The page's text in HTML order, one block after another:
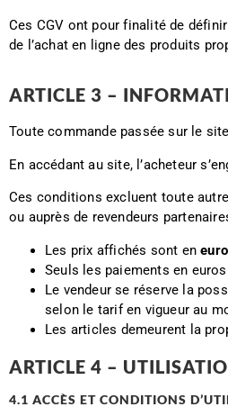
Ces CGV ont pour finalité de
de l’achat en ligne des produits
ARTICLE 3 –
Toute commande passée sur le
En accédant au site, l’acheteur
Ces conditions excluent toute
ou auprès de revendeurs
Les prix affichés sont en
Seuls les paiements en
Le vendeur se réserve la
selon le tarif en vigueur au
Les articles demeurent la
ARTICLE 4 –
4.1 ACCÈS ET CONDITIONS